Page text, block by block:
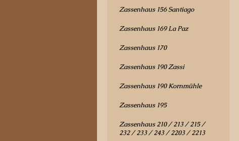
Zassenhaus 156 Santiago
Zassenhaus 169 La Paz
Zassenhaus 170
Zassenhaus 190 Zassi
Zassenhaus 190 Kornmühle
Zassenhaus 195
Zassenhaus 210 / 213 / 215 /
232 / 233 / 243 / 2203 / 2213